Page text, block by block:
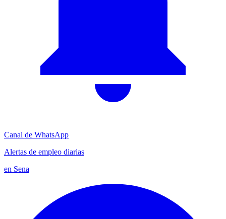
Canal de WhatsApp
Alertas de empleo diarias
en Sena